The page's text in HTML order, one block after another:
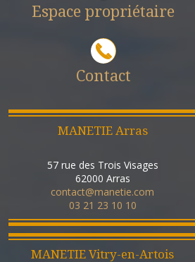
Espace propriétaire
Contact
MANETIE Arras
57 rue des Trois Visages
62000 Arras
contact@manetie.com
03 21 23 10 10
MANETIE Vitry-en-Artois